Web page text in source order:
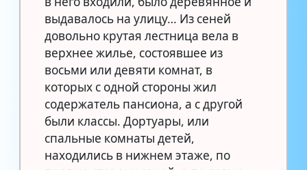
выдавалось на улицу… Из сеней
довольно крутая лестница вела в
верхнее жилье, состоявшее из
восьми или девяти комнат, в
которых с одной стороны жил
содержатель пансиона, а с другой
были классы. Дортуары, или
спальные комнаты детей,
находились в нижнем этаже, по